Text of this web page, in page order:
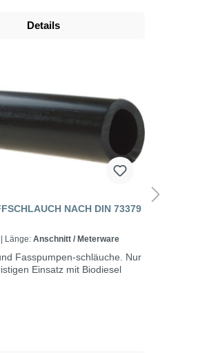
Details
NACH DIN 73379
| Länge: Anschnitt / Meterware
Fasspumpen-schläuche. Nur
Einsatz mit Biodiesel